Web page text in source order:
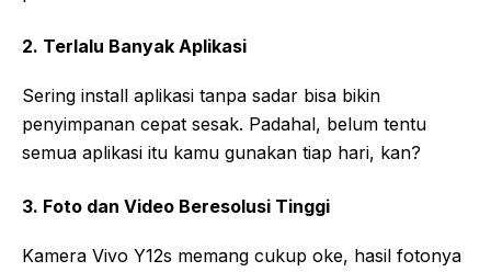
2. Terlalu Banyak Aplikasi
Sering install aplikasi tanpa sadar bisa bikin
penyimpanan cepat sesak. Padahal, belum tentu
semua aplikasi itu kamu gunakan tiap hari, kan?
3. Foto dan Video Beresolusi Tinggi
Kamera Vivo Y12s memang cukup oke, hasil fotonya